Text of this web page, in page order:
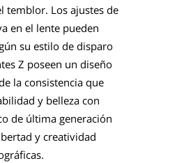
temblor. Los ajustes de
en el lente pueden
su estilo de disparo
Z poseen un diseño
la consistencia que
y belleza con
de última generación
y creatividad